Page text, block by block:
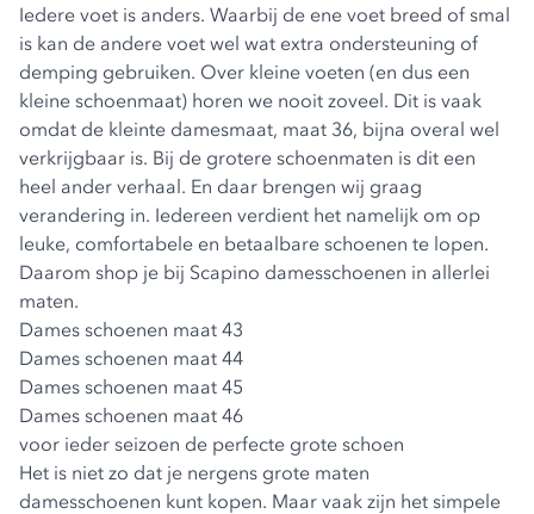
Iedere voet is anders. Waarbij de ene voet breed of smal
is kan de andere voet wel wat extra ondersteuning of
demping gebruiken. Over kleine voeten (en dus een
kleine schoenmaat) horen we nooit zoveel. Dit is vaak
omdat de kleinte damesmaat, maat 36, bijna overal wel
verkrijgbaar is. Bij de grotere schoenmaten is dit een
heel ander verhaal. En daar brengen wij graag
verandering in. Iedereen verdient het namelijk om op
leuke, comfortabele en betaalbare schoenen te lopen.
Daarom shop je bij Scapino damesschoenen in allerlei
maten.
Dames schoenen maat 43
Dames schoenen maat 44
Dames schoenen maat 45
Dames schoenen maat 46
voor ieder seizoen de perfecte grote schoen
Het is niet zo dat je nergens grote maten
damesschoenen kunt kopen. Maar vaak zijn het simpele